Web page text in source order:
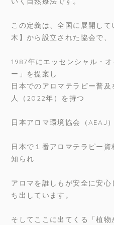
この定義は、全国に展開し
木】から設立された協会で、
1987年にエッセンシャル・
ー」を提案し
日本でのアロマテラピー普
人（2022年）を持つ
日本アロマ環境協会（AEAJ
日本で１番アロマテラピー
知られ
アロマを誰しもが安全に安
ち出しています。
そしてここに出てくる「植